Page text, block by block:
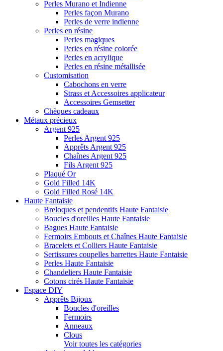
Perles Murano et Indienne
Perles façon Murano
Perles de verre indienne
Perles en résine
Perles magiques
Perles en résine colorée
Perles en acrylique
Perles en résine métallisée
Customisation
Cabochons en verre
Strass et Accessoires applicateur
Accessoires Gemsetter
Chèques cadeaux
Métaux précieux
Argent 925
Perles Argent 925
Apprêts Argent 925
Chaînes Argent 925
Fils Argent 925
Plaqué Or
Gold Filled 14K
Gold Filled Rosé 14K
Haute Fantaisie
Breloques et pendentifs Haute Fantaisie
Boucles d'oreilles Haute Fantaisie
Bagues Haute Fantaisie
Fermoirs Embouts et Chaînes Haute Fantaisie
Bracelets et Colliers Haute Fantaisie
Sertissures coupelles barrettes Haute Fantaisie
Perles Haute Fantaisie
Chandeliers Haute Fantaisie
Cotons cirés Haute Fantaisie
Espace DIY
Apprêts Bijoux
Boucles d'oreilles
Fermoirs
Anneaux
Clous
Voir toutes les catégories